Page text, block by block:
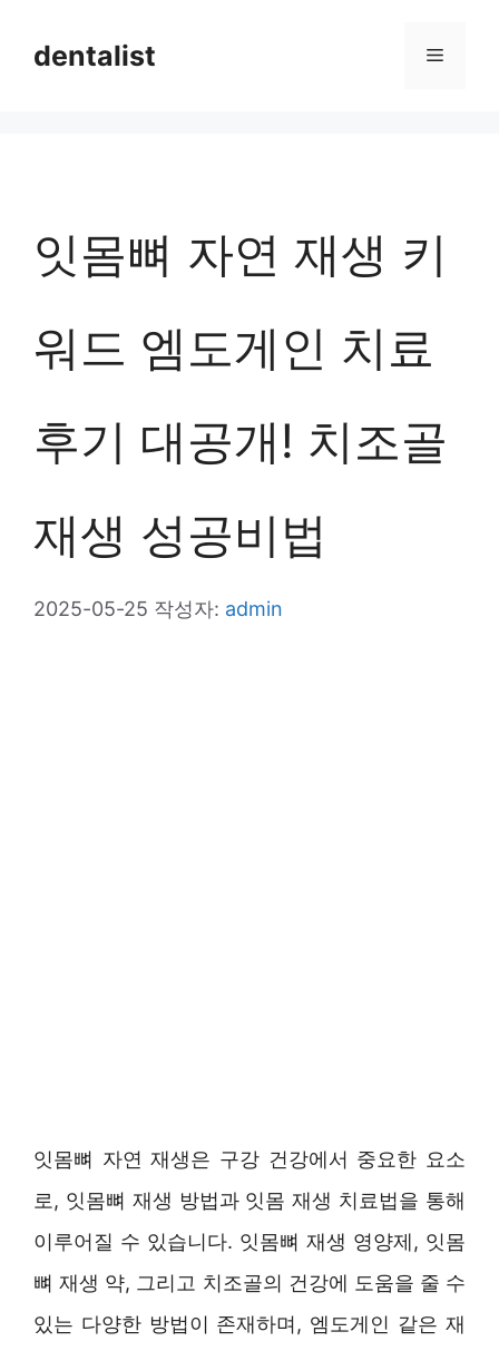
dentalist 메
잇몸뼈 자연 재생 키
워드 엠도게인 치료
후기 대공개! 치조골
재생 성공비법
2025-05-25 작성자: admin
잇몸뼈 자연 재생은 구강 건강에서 중요한 요소
로, 잇몸뼈 재생 방법과 잇몸 재생 치료법을 통해
이루어질 수 있습니다. 잇몸뼈 재생 영양제, 잇몸
뼈 재생 약, 그리고 치조골의 건강에 도움을 줄 수
있는 다양한 방법이 존재하며, 엠도게인 같은 재